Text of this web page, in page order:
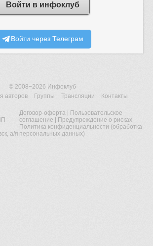
Войти в инфоклуб
Войти через Телеграм
© 2008−2026 Инфоклуб
авторов Группы Трансляции Контакты
а/я
Договор-оферта
Пользовательское
соглашение
Предупреждение о рисках
Политика конфиденциальности (обработка
персональных данных)